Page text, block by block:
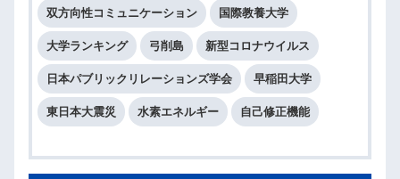
双方向性コミュニケーション 国際教養大学
大学ランキング 弓削島 新型コロナウイルス
日本パブリックリレーションズ学会 早稲田大学
東日本大震災 水素エネルギー 自己修正機能